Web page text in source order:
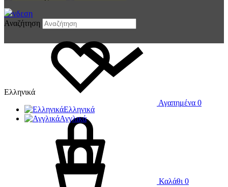
Σύνδεση
Αναζήτηση
Αγαπημένα 0
Καλάθι 0
Ελληνικά
Ελληνικά
Αγγλικά